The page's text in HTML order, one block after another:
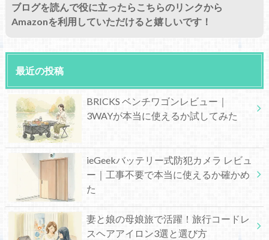
ブログを読んで役に立ったらこちらのリンクから
Amazonを利用していただけると嬉しいです！
最近の投稿
BRICKS ベンチワゴンレビュー｜
3WAYが本当に使えるか試してみた
ieGeekバッテリー式防犯カメラ レビュ
ー｜工事不要で本当に使えるか確かめ
た
妻と娘の母娘旅で活躍！旅行コードレ
スヘアアイロン3選と選び方